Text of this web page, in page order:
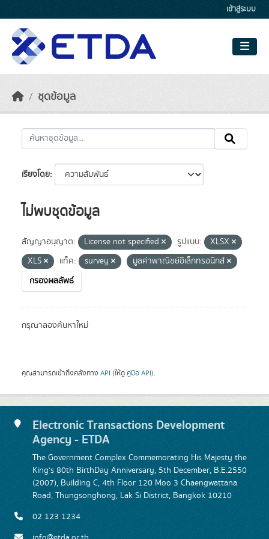
เข้าสู่ระบบ
ชุดข้อมูล
เรียงโดย
ไม่พบชุดข้อมูล
สัญญาอนุญาต: License not specified รูปแบบ:
XLSX
XLS
แท็ค: survey
มูลค่าพาณิชย์อิเล็กทรอนิกส์
กรองผลลัพธ์
กรุณาลองค้นหาใหม่
คุณสามารถเข้าถึงคลังทาง API (ให้ดู คู่มือ API).
Electronic Transactions Development
Agency - ETDA
The Government Complex Commemorating His Majesty the
King's 80th BirthDay Anniversary, 5th December, B.E.2550
(2007), Building C, 4th Floor 120 Moo 3 Chaengwattana
Road, Thungsonghong, Lak Si District, Bangkok 10210
02 123 1234